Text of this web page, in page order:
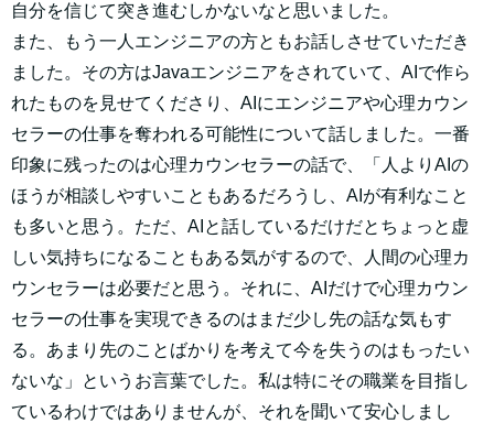
自分を信じて突き進むしかないなと思いました。
また、もう一人エンジニアの方ともお話しさせていただき
ました。その方はJavaエンジニアをされていて、AIで作ら
れたものを見せてくださり、AIにエンジニアや心理カウン
セラーの仕事を奪われる可能性について話しました。一番
印象に残ったのは心理カウンセラーの話で、「人よりAIの
ほうが相談しやすいこともあるだろうし、AIが有利なこと
も多いと思う。ただ、AIと話しているだけだとちょっと虚
しい気持ちになることもある気がするので、人間の心理カ
ウンセラーは必要だと思う。それに、AIだけで心理カウン
セラーの仕事を実現できるのはまだ少し先の話な気もす
る。あまり先のことばかりを考えて今を失うのはもったい
ないな」というお言葉でした。私は特にその職業を目指し
ているわけではありませんが、それを聞いて安心しまし